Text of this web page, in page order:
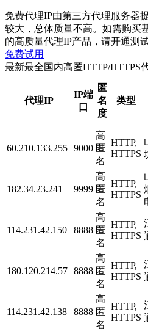
免费代理IP由第三方代理服务器
较大，总体质量不高。如需购买
的高质量代理IP产品，请开通测试
免费试用
最新最全国内高匿HTTP/HTTPS
代理IP
IP端
口
匿
名
度
类型
60.210.133.255 9000
高
匿
名
HTTP,
HTTPS
182.34.23.241 9999
高
匿
名
HTTP,
HTTPS
114.231.42.150 8888
高
匿
名
HTTP,
HTTPS
180.120.214.57 8888
高
匿
名
HTTP,
HTTPS
114.231.42.138 8888
高
匿
名
HTTP,
HTTPS